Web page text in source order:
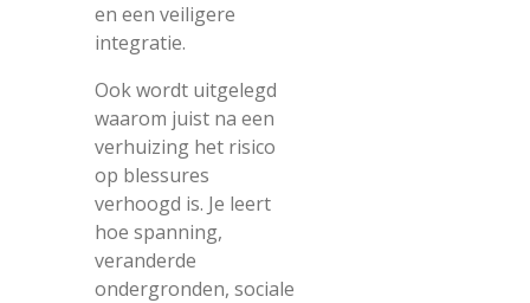
en een veiligere
integratie.
Ook wordt uitgelegd
waarom juist na een
verhuizing het risico
op blessures
verhoogd is. Je leert
hoe spanning,
veranderde
ondergronden, sociale